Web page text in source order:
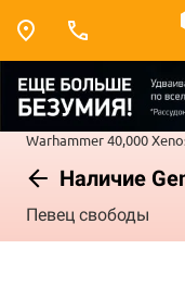
Warhammer 40,000
Наличие
Певец свободы